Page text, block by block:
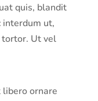
quis, blandit
interdum ut,
tortor. Ut vel
ornare